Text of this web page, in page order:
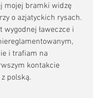
mojej bramki widzę
o azjatyckich rysach.
wygodnej ławeczce i
i trafiam na
kontakcie
polską.